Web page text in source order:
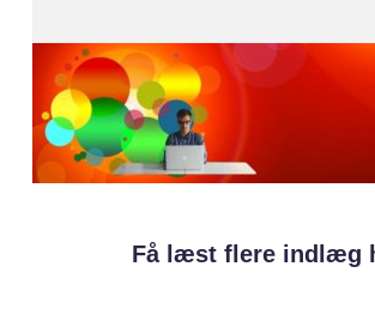
Få læst flere indlæg